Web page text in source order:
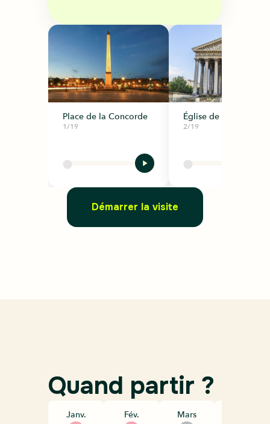
Place de la Concorde
1/19
Église de la
2/19
Démarrer la visite
Quand partir ?
Janv. Fév. Mars